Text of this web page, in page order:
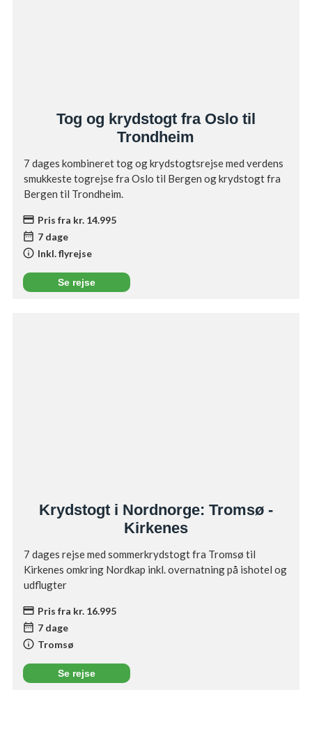
Tog og krydstogt fra Oslo til
Trondheim
7 dages kombineret tog og krydstogtsrejse med verdens
smukkeste togrejse fra Oslo til Bergen og krydstogt fra
Bergen til Trondheim.
credit_card Pris fra kr. 14.995
date_range 7 dage
info Inkl. flyrejse
Se rejse
Krydstogt i Nordnorge: Tromsø -
Kirkenes
7 dages rejse med sommerkrydstogt fra Tromsø til
Kirkenes omkring Nordkap inkl. overnatning på ishotel og
udflugter
credit_card Pris fra kr. 16.995
date_range 7 dage
info Tromsø
Se rejse